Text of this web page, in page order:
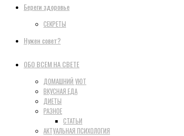
Береги здоровье
СЕКРЕТЫ
Нужен совет?
ОБО ВСЕМ НА СВЕТЕ
ДОМАШНИЙ УЮТ
ВКУСНАЯ ЕДА
ДИЕТЫ
РАЗНОЕ
СТАТЬИ
АКТУАЛЬНАЯ ПСИХОЛОГИЯ